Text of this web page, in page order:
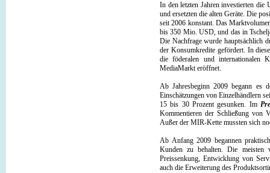
In den letzten Jahren investierten
und ersetzten die alten Geräte. Die
seit 2006 konstant. Das
bis 350 Mio. USD, und das in
Die Nachfrage wurde hauptsächlich
der Konsumkredite gefördert. In
die föderalen und internationalen
MediaMarkt eröffnet.
Ab Jahresbeginn 2009 begann es
Einschätzungen von Einzelhändlern
15 bis 30 Prozent gesunken. Im
Kommentieren der Schließung von
Außer der MIR-Kette mussten sich
Ab Anfang 2009 begannen
Kunden zu behalten. Die meisten
Preissenkung, Entwicklung von
auch die Erweiterung des